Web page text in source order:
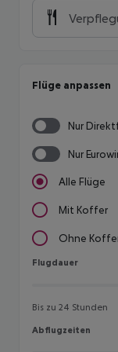
Flüge anpassen
Nur
Nur
Alle Flüge
Mit Koffer
Ohne
Flugdauer
Flugdauer
Bis zu 24 Stunden
Abflugzeiten
Abflugzeiten